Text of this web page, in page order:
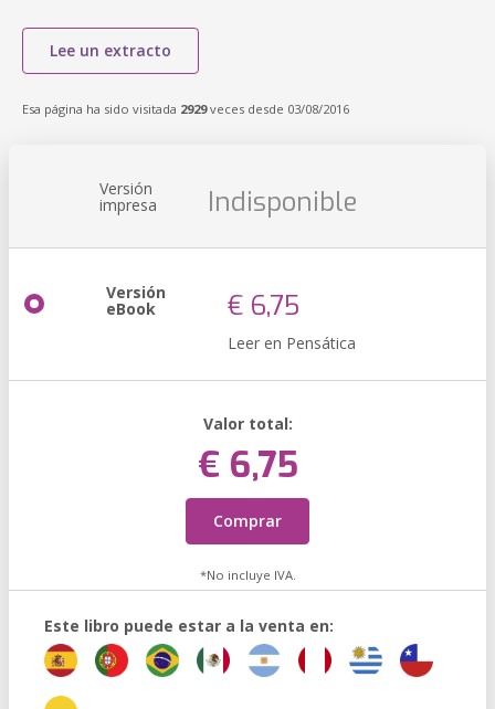
Lee un extracto
Esa página ha sido visitada 2929veces desde 03/08/2016
Versión
impresa Indisponible
Versión
eBook € 6,75
Leer en Pensática
Valor total:
€ 6,75
Comprar
*No incluye IVA.
Este libro puede estar a la venta en: